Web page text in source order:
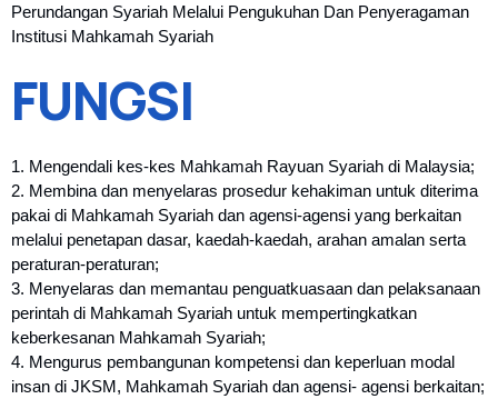
Perundangan Syariah Melalui Pengukuhan Dan Penyeragaman
Institusi Mahkamah Syariah
FUNGSI
1. Mengendali kes-kes Mahkamah Rayuan Syariah di Malaysia;
2. Membina dan menyelaras prosedur kehakiman untuk diterima
pakai di Mahkamah Syariah dan agensi-agensi yang berkaitan
melalui penetapan dasar, kaedah-kaedah, arahan amalan serta
peraturan-peraturan;
3. Menyelaras dan memantau penguatkuasaan dan pelaksanaan
perintah di Mahkamah Syariah untuk mempertingkatkan
keberkesanan Mahkamah Syariah;
4. Mengurus pembangunan kompetensi dan keperluan modal
insan di JKSM, Mahkamah Syariah dan agensi- agensi berkaitan;